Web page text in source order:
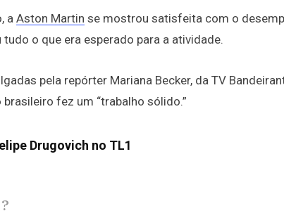
a Aston Martin se mostrou satisfeita com o
o que era esperado para a atividade.
pela repórter Mariana Becker, da TV
fez um “trabalho sólido.”
Drugovich no TL1